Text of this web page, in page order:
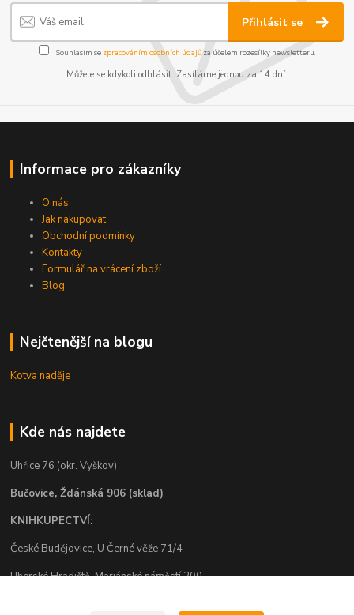
Přihlásit se
Souhlasím se zpracováním osobních údajůza účelem rozesílky newsletteru.
Můžete se kdykoli odhlásit. Zasíláme jednou za 14 dní.
Informace pro zákazníky
O nás
Jak nakupovat
Obchodní podmínky
Kontakty
Formulář na vrácení zboží
Blog
Nejčtenější na blogu
Kotva naděje
Kde nás najdete
Uhřice 76 (okr. Vyškov)
Bučovice, Ždánská 906 (sklad)
KNIHKUPECTVÍ:
České Budějovice, U Černé věže 71/4
Uherské Hradiště, Mariánské náměstí 200